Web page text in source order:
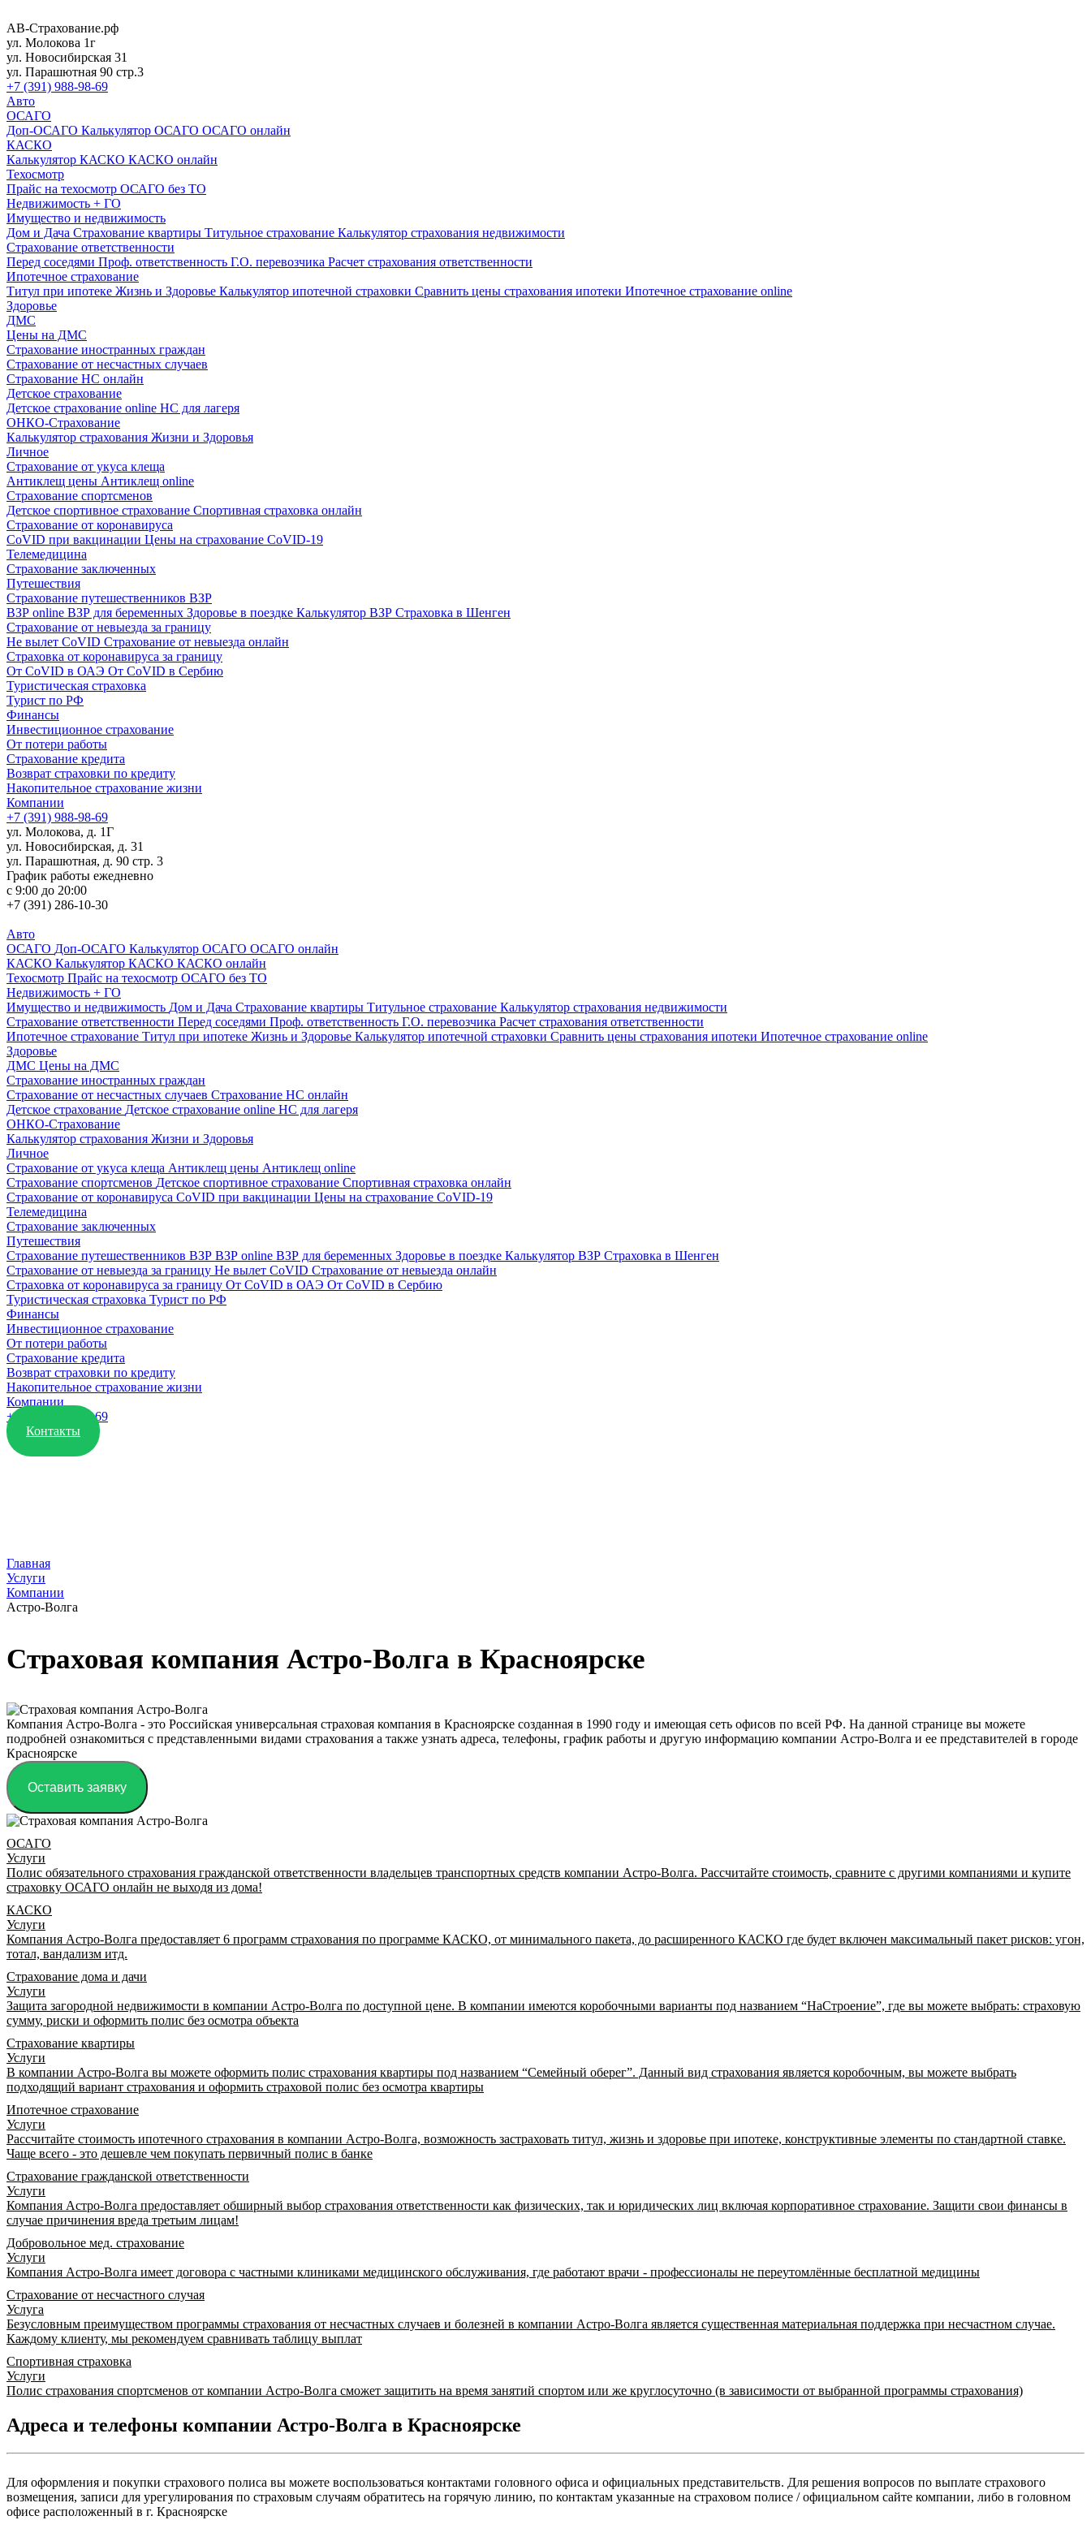
АВ-Страхование.рф
ул. Молокова 1г
ул. Новосибирская 31
ул. Парашютная 90 стр.3
+7 (391) 988-98-69
Авто
ОСАГО
Доп-ОСАГО Калькулятор ОСАГО ОСАГО онлайн
КАСКО
Калькулятор КАСКО КАСКО онлайн
Техосмотр
Прайс на техосмотр ОСАГО без ТО
Недвижимость + ГО
Имущество и недвижимость
Дом и Дача Страхование квартиры Титульное страхование Калькулятор страхования недвижимости
Страхование ответственности
Перед соседями Проф. ответственность Г.О. перевозчика Расчет страхования ответственности
Ипотечное страхование
Титул при ипотеке Жизнь и Здоровье Калькулятор ипотечной страховки Сравнить цены страхования ипотеки Ипотечное страхование online
Здоровье
ДМС
Цены на ДМС
Страхование иностранных граждан
Страхование от несчастных случаев
Страхование НС онлайн
Детское страхование
Детское страхование online НС для лагеря
ОНКО-Страхование
Калькулятор страхования Жизни и Здоровья
Личное
Страхование от укуса клеща
Антиклещ цены Антиклещ online
Страхование спортсменов
Детское спортивное страхование Спортивная страховка онлайн
Страхование от коронавируса
CoVID при вакцинации Цены на страхование CoVID-19
Телемедицина
Страхование заключенных
Путешествия
Страхование путешественников ВЗР
ВЗР online ВЗР для беременных Здоровье в поездке Калькулятор ВЗР Страховка в Шенген
Страхование от невыезда за границу
Не вылет CoVID Страхование от невыезда онлайн
Страховка от коронавируса за границу
От CoVID в ОАЭ От CoVID в Сербию
Туристическая страховка
Турист по РФ
Финансы
Инвестиционное страхование
От потери работы
Страхование кредита
Возврат страховки по кредиту
Накопительное страхование жизни
Компании
+7 (391) 988-98-69
ул. Молокова, д. 1Г
ул. Новосибирская, д. 31
ул. Парашютная, д. 90 стр. 3
График работы ежедневно
с 9:00 до 20:00
+7 (391) 286-10-30
Авто
ОСАГО Доп-ОСАГО Калькулятор ОСАГО ОСАГО онлайн
КАСКО Калькулятор КАСКО КАСКО онлайн
Техосмотр Прайс на техосмотр ОСАГО без ТО
Недвижимость + ГО
Имущество и недвижимость Дом и Дача Страхование квартиры Титульное страхование Калькулятор страхования недвижимости
Страхование ответственности Перед соседями Проф. ответственность Г.О. перевозчика Расчет страхования ответственности
Ипотечное страхование Титул при ипотеке Жизнь и Здоровье Калькулятор ипотечной страховки Сравнить цены страхования ипотеки Ипотечное страхование online
Здоровье
ДМС Цены на ДМС
Страхование иностранных граждан
Страхование от несчастных случаев Страхование НС онлайн
Детское страхование Детское страхование online НС для лагеря
ОНКО-Страхование
Калькулятор страхования Жизни и Здоровья
Личное
Страхование от укуса клеща Антиклещ цены Антиклещ online
Страхование спортсменов Детское спортивное страхование Спортивная страховка онлайн
Страхование от коронавируса CoVID при вакцинации Цены на страхование CoVID-19
Телемедицина
Страхование заключенных
Путешествия
Страхование путешественников ВЗР ВЗР online ВЗР для беременных Здоровье в поездке Калькулятор ВЗР Страховка в Шенген
Страхование от невыезда за границу Не вылет CoVID Страхование от невыезда онлайн
Страховка от коронавируса за границу От CoVID в ОАЭ От CoVID в Сербию
Туристическая страховка Турист по РФ
Финансы
Инвестиционное страхование
От потери работы
Страхование кредита
Возврат страховки по кредиту
Накопительное страхование жизни
Компании
+7 (391) 988-98-69
Контакты
Главная
Услуги
Компании
Астро-Волга
Страховая компания Астро-Волга в Красноярске
Компания Астро-Волга - это Российская универсальная страховая компания в Красноярске созданная в 1990 году и имеющая сеть офисов по всей РФ. На данной странице вы можете
подробней ознакомиться с представленными видами страхования а также узнать адреса, телефоны, график работы и другую информацию компании Астро-Волга и ее представителей в городе
Красноярске
Оставить заявку
ОСАГО
Услуги
Полис обязательного страхования гражданской ответственности владельцев транспортных средств компании Астро-Волга. Рассчитайте стоимость, сравните с другими компаниями и купите
страховку ОСАГО онлайн не выходя из дома!
КАСКО
Услуги
Компания Астро-Волга предоставляет 6 программ страхования по программе КАСКО, от минимального пакета, до расширенного КАСКО где будет включен максимальный пакет рисков: угон,
тотал, вандализм итд.
Страхование дома и дачи
Услуги
Защита загородной недвижимости в компании Астро-Волга по доступной цене. В компании имеются коробочными варианты под названием “НаСтроение”, где вы можете выбрать: страховую
сумму, риски и оформить полис без осмотра объекта
Страхование квартиры
Услуги
В компании Астро-Волга вы можете оформить полис страхования квартиры под названием “Семейный оберег”. Данный вид страхования является коробочным, вы можете выбрать
подходящий вариант страхования и оформить страховой полис без осмотра квартиры
Ипотечное страхование
Услуги
Рассчитайте стоимость ипотечного страхования в компании Астро-Волга, возможность застраховать титул, жизнь и здоровье при ипотеке, конструктивные элементы по стандартной ставке.
Чаще всего - это дешевле чем покупать первичный полис в банке
Страхование гражданской ответственности
Услуги
Компания Астро-Волга предоставляет обширный выбор страхования ответственности как физических, так и юридических лиц включая корпоративное страхование. Защити свои финансы в
случае причинения вреда третьим лицам!
Добровольное мед. страхование
Услуги
Компания Астро-Волга имеет договора с частными клиниками медицинского обслуживания, где работают врачи - профессионалы не переутомлённые бесплатной медицины
Страхование от несчастного случая
Услуга
Безусловным преимуществом программы страхования от несчастных случаев и болезней в компании Астро-Волга является существенная материальная поддержка при несчастном случае.
Каждому клиенту, мы рекомендуем сравнивать таблицу выплат
Спортивная страховка
Услуги
Полис страхования спортсменов от компании Астро-Волга сможет защитить на время занятий спортом или же круглосуточно (в зависимости от выбранной программы страхования)
Адреса и телефоны компании Астро-Волга в Красноярске
Для оформления и покупки страхового полиса вы можете воспользоваться контактами головного офиса и официальных представительств. Для решения вопросов по выплате страхового
возмещения, записи для урегулирования по страховым случаям обратитесь на горячую линию, по контактам указанные на страховом полисе / официальном сайте компании, либо в головном
офисе расположенный в г. Красноярске